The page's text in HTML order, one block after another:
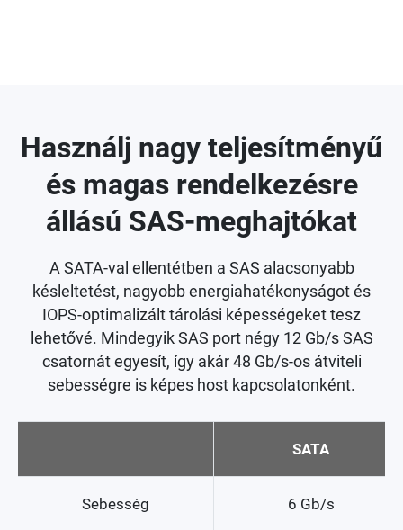
Használj nagy teljesítményű
és magas rendelkezésre
állású SAS-meghajtókat
A SATA-val ellentétben a SAS alacsonyabb
késleltetést, nagyobb energiahatékonyságot és
IOPS-optimalizált tárolási képességeket tesz
lehetővé. Mindegyik SAS port négy 12 Gb/s SAS
csatornát egyesít, így akár 48 Gb/s-os átviteli
sebességre is képes host kapcsolatonként.
SATA
Sebesség 6 Gb/s